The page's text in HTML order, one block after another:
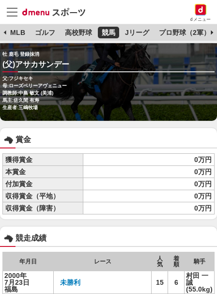
dメニュー
MLB ゴルフ 高校野球 競馬 Jリーグ プロ野球（2軍）
牡 鹿毛 登録抹消
(父)アサカサンデー
父:フジキセキ
母:ローズベリーアヴェニュー
調教師:中島 敏文 (美浦)
馬主:佐久間 有寿
生産者:三嶋牧場
賞金
獲得賞金
0万円
本賞金
0万円
付加賞金
0万円
収得賞金（平地）
0万円
収得賞金（障害）
0万円
競走成績
年月日 レース
人
気
着
順
騎手
2000年
7月23日
福島
未勝利 15 6
村田 一
誠
(55.0kg)